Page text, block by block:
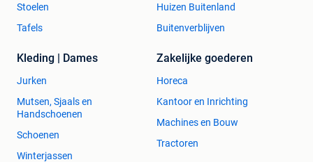
Stoelen
Tafels
Huizen Buitenland
Buitenverblijven
Kleding | Dames
Jurken
Mutsen, Sjaals en
Handschoenen
Schoenen
Winterjassen
Zakelijke goederen
Horeca
Kantoor en Inrichting
Machines en Bouw
Tractoren